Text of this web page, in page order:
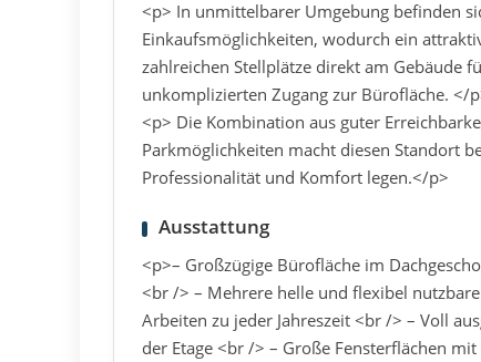
<p> In unmittelbarer Umgebung befinden
Einkaufsmöglichkeiten, wodurch ein
zahlreichen Stellplätze direkt am Gebäude
unkomplizierten Zugang zur Bürofläche. </
<p> Die Kombination aus guter
Parkmöglichkeiten macht diesen Standort
Professionalität und Komfort legen.</p>
Ausstattung
<p>– Großzügige Bürofläche im
<br /> – Mehrere helle und flexibel
Arbeiten zu jeder Jahreszeit <br /> – Voll
der Etage <br /> – Große Fensterflächen